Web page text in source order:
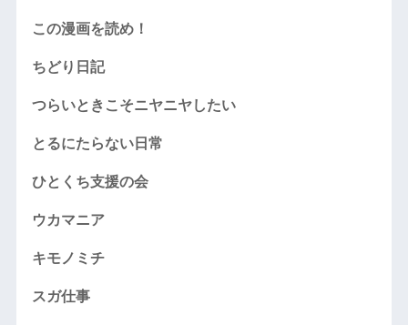
この漫画を読め！
ちどり日記
つらいときこそニヤニヤしたい
とるにたらない日常
ひとくち支援の会
ウカマニア
キモノミチ
スガ仕事